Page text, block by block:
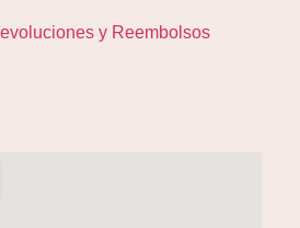
y Reembolsos